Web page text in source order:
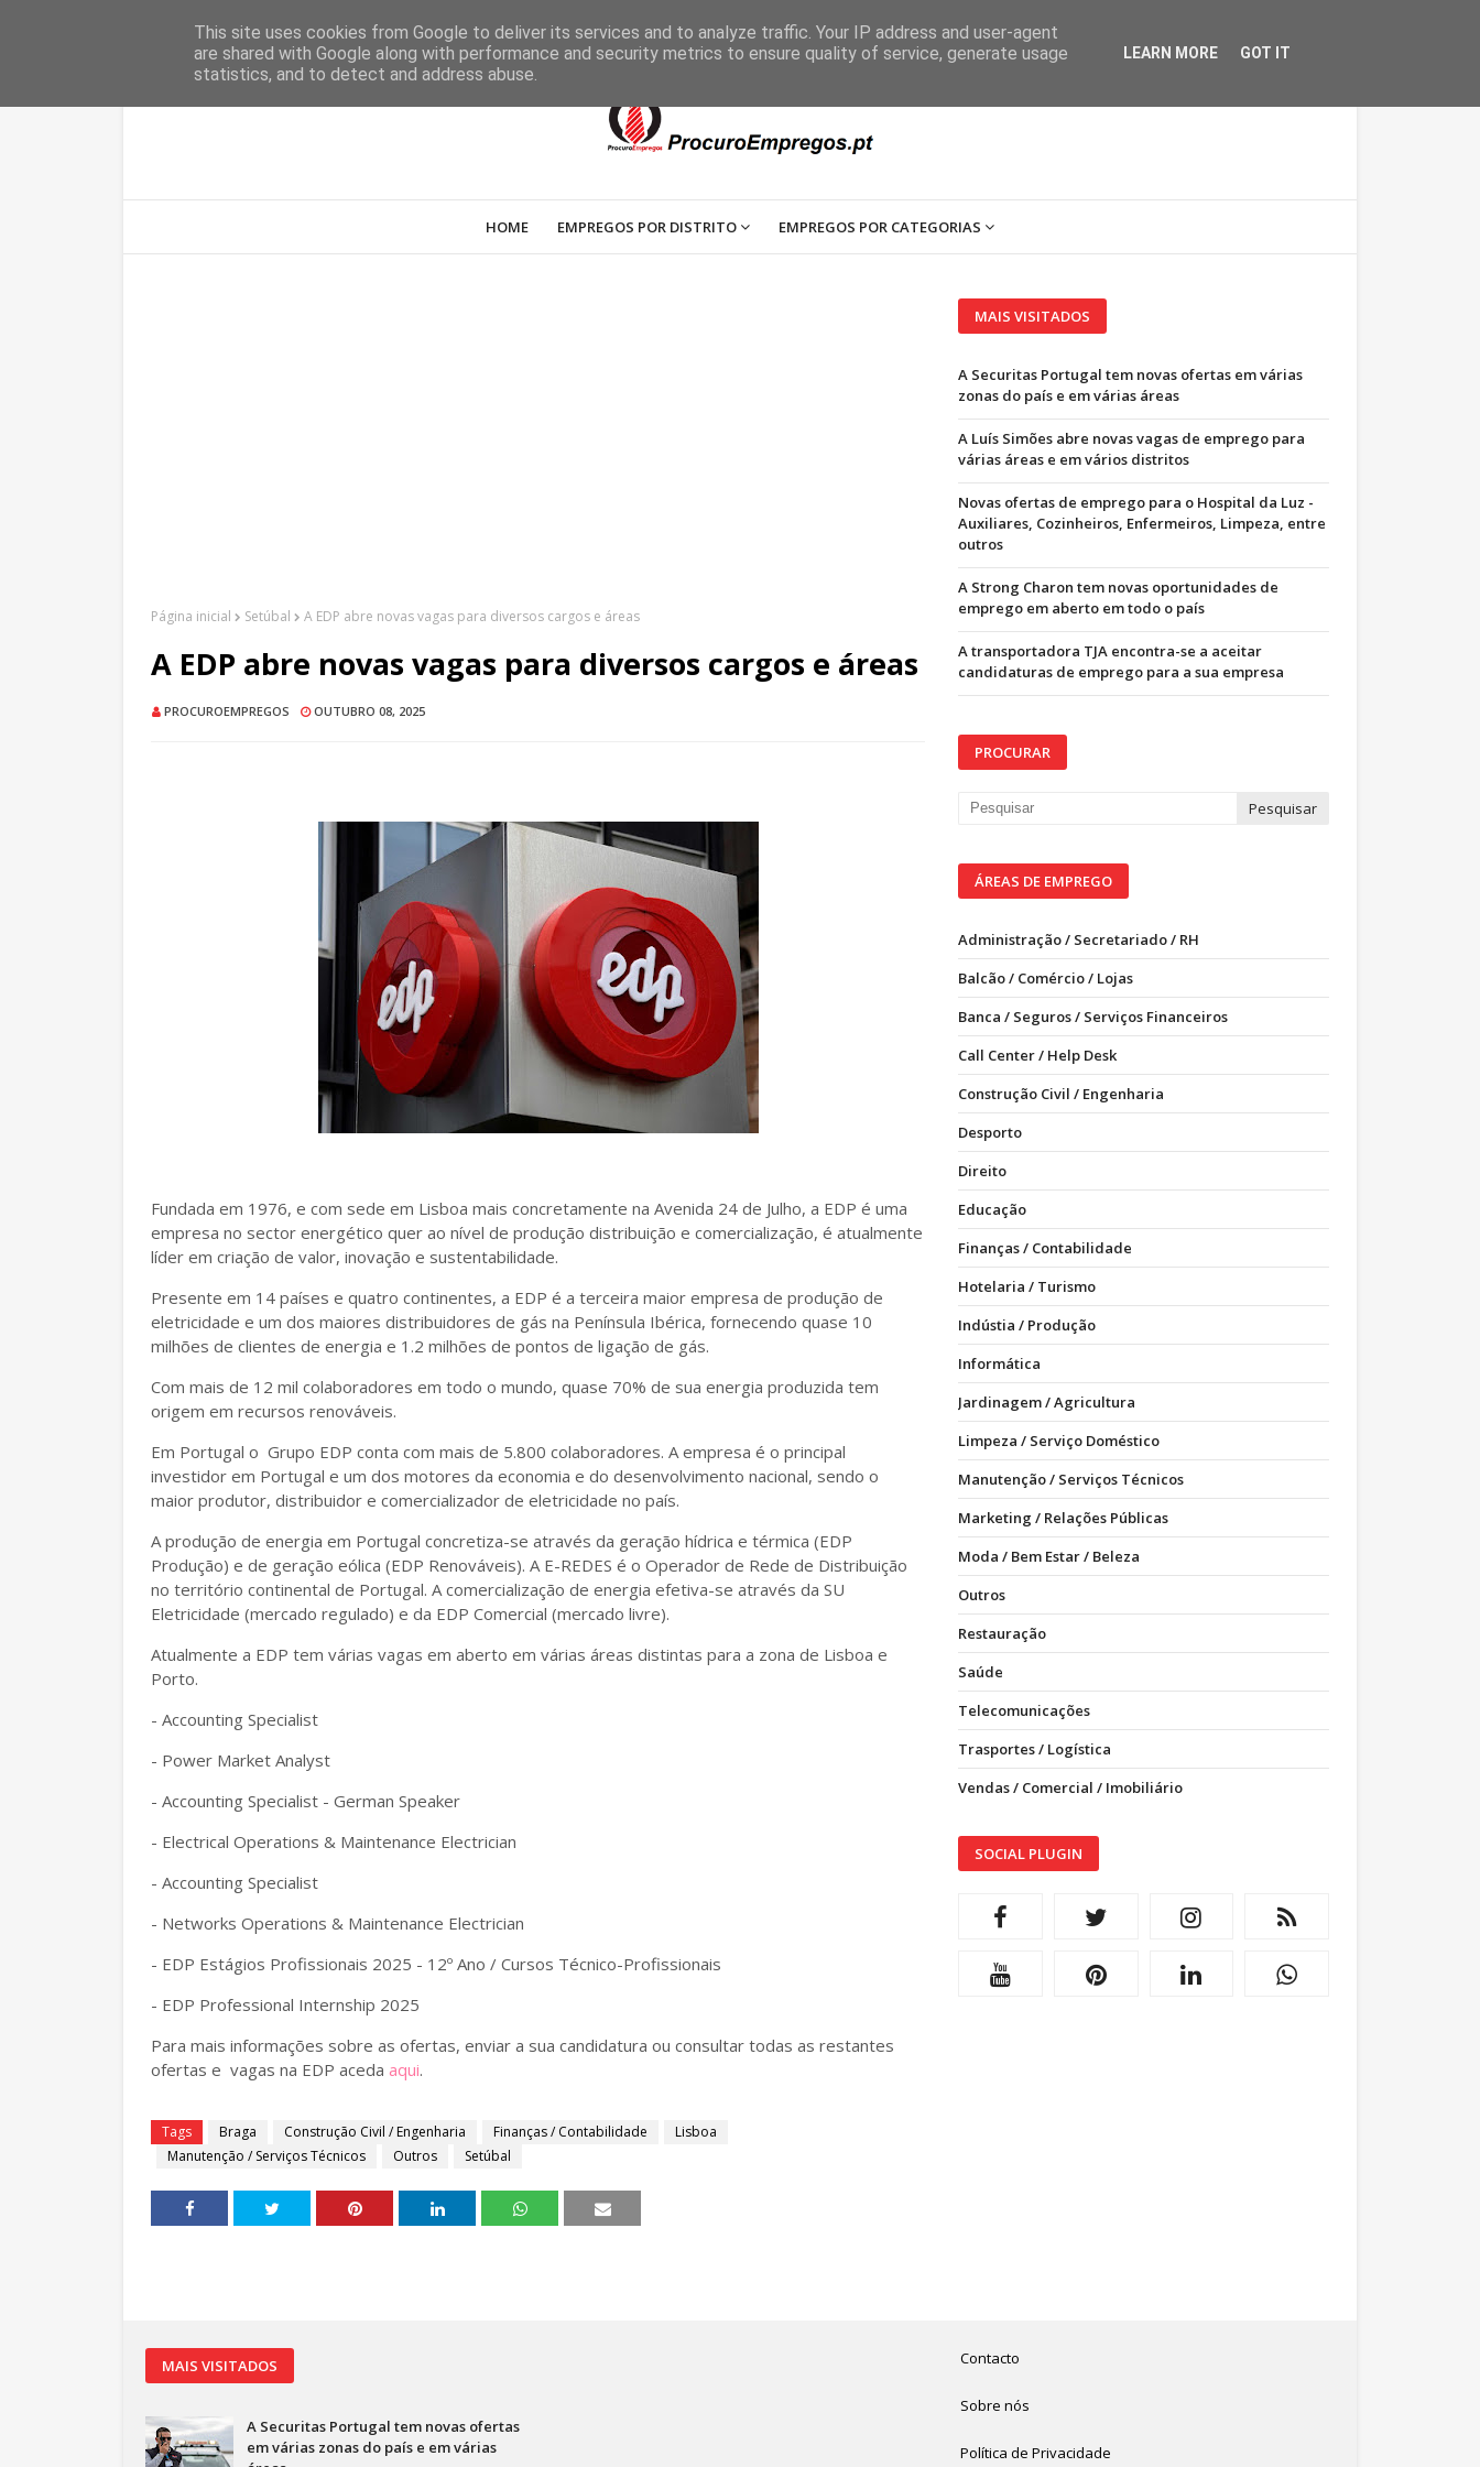
HOME EMPREGOS POR DISTRITO EMPREGOS POR CATEGORIAS
Página inicial Setúbal A EDP abre novas vagas para diversos cargos e áreas
A EDP abre novas vagas para diversos cargos e áreas
PROCUROEMPREGOS OUTUBRO 08, 2025
Fundada em 1976, e com sede em Lisboa mais concretamente na Avenida 24 de Julho, a EDP é uma
empresa no sector energético quer ao nível de produção distribuição e comercialização, é atualmente
líder em criação de valor, inovação e sustentabilidade.
Presente em 14 países e quatro continentes, a EDP é a terceira maior empresa de produção de
eletricidade e um dos maiores distribuidores de gás na Península Ibérica, fornecendo quase 10
milhões de clientes de energia e 1.2 milhões de pontos de ligação de gás.
Com mais de 12 mil colaboradores em todo o mundo, quase 70% de sua energia produzida tem
origem em recursos renováveis.
Em Portugal o Grupo EDP conta com mais de 5.800 colaboradores. A empresa é o principal
investidor em Portugal e um dos motores da economia e do desenvolvimento nacional, sendo o
maior produtor, distribuidor e comercializador de eletricidade no país.
A produção de energia em Portugal concretiza-se através da geração hídrica e térmica (EDP
Produção) e de geração eólica (EDP Renováveis). A E-REDES é o Operador de Rede de Distribuição
no território continental de Portugal. A comercialização de energia efetiva-se através da SU
Eletricidade (mercado regulado) e da EDP Comercial (mercado livre).
Atualmente a EDP tem várias vagas em aberto em várias áreas distintas para a zona de Lisboa e
Porto.
- Accounting Specialist
- Power Market Analyst
- Accounting Specialist - German Speaker
- Electrical Operations & Maintenance Electrician
- Accounting Specialist
- Networks Operations & Maintenance Electrician
- EDP Estágios Profissionais 2025 - 12º Ano / Cursos Técnico-Profissionais
- EDP Professional Internship 2025
Para mais informações sobre as ofertas, enviar a sua candidatura ou consultar todas as restantes
ofertas e vagas na EDP aceda aqui.
Tags Braga Construção Civil / Engenharia Finanças / Contabilidade
Lisboa
Manutenção / Serviços Técnicos
Outros Setúbal
MAIS VISITADOS
A Securitas Portugal tem novas ofertas em várias
zonas do país e em várias áreas
A Luís Simões abre novas vagas de emprego para
várias áreas e em vários distritos
Novas ofertas de emprego para o Hospital da Luz -
Auxiliares, Cozinheiros, Enfermeiros, Limpeza, entre
outros
A Strong Charon tem novas oportunidades de
emprego em aberto em todo o país
A transportadora TJA encontra-se a aceitar
candidaturas de emprego para a sua empresa
PROCURAR
ÁREAS DE EMPREGO
Administração / Secretariado / RH
Balcão / Comércio / Lojas
Banca / Seguros / Serviços Financeiros
Call Center / Help Desk
Construção Civil / Engenharia
Desporto
Direito
Educação
Finanças / Contabilidade
Hotelaria / Turismo
Indústia / Produção
Informática
Jardinagem / Agricultura
Limpeza / Serviço Doméstico
Manutenção / Serviços Técnicos
Marketing / Relações Públicas
Moda / Bem Estar / Beleza
Outros
Restauração
Saúde
Telecomunicações
Trasportes / Logística
Vendas / Comercial / Imobiliário
SOCIAL PLUGIN
MAIS VISITADOS
A Securitas Portugal tem novas ofertas
em várias zonas do país e em várias
Contacto
Sobre nós
Política de Privacidade
This site uses cookies from Google to deliver its services and to analyze traffic. Your IP address and user-agent
are shared with Google along with performance and security metrics to ensure quality of service, generate usage
statistics, and to detect and address abuse.
LEARN MORE GOT IT